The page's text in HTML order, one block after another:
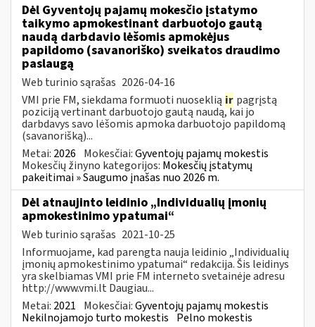
Dėl Gyventojų pajamų mokesčio įstatymo
taikymo apmokestinant darbuotojo gautą
naudą darbdavio lėšomis apmokėjus
papildomo (savanoriško) sveikatos draudimo
paslaugą
Web turinio sąrašas 2026-04-16
VMI prie FM, siekdama formuoti nuoseklią ir pagrįstą
poziciją vertinant darbuotojo gautą naudą, kai jo
darbdavys savo lėšomis apmoka darbuotojo papildomą
(savanorišką)...
Metai: 2026 Mokesčiai:Gyventojų pajamų mokestis
Mokesčių žinyno kategorijos: Mokesčių įstatymų
pakeitimai » Saugumo įnašas nuo 2026 m.
Dėl atnaujinto leidinio „Individualių įmonių
apmokestinimo ypatumai“
Web turinio sąrašas 2021-10-25
Informuojame, kad parengta nauja leidinio „Individualių
įmonių apmokestinimo ypatumai“ redakcija. Šis leidinys
yra skelbiamas VMI prie FM interneto svetainėje adresu
http://www.vmi.lt Daugiau...
Metai: 2021 Mokesčiai:Gyventojų pajamų mokestis
Nekilnojamojo turto mokestis Pelno mokestis